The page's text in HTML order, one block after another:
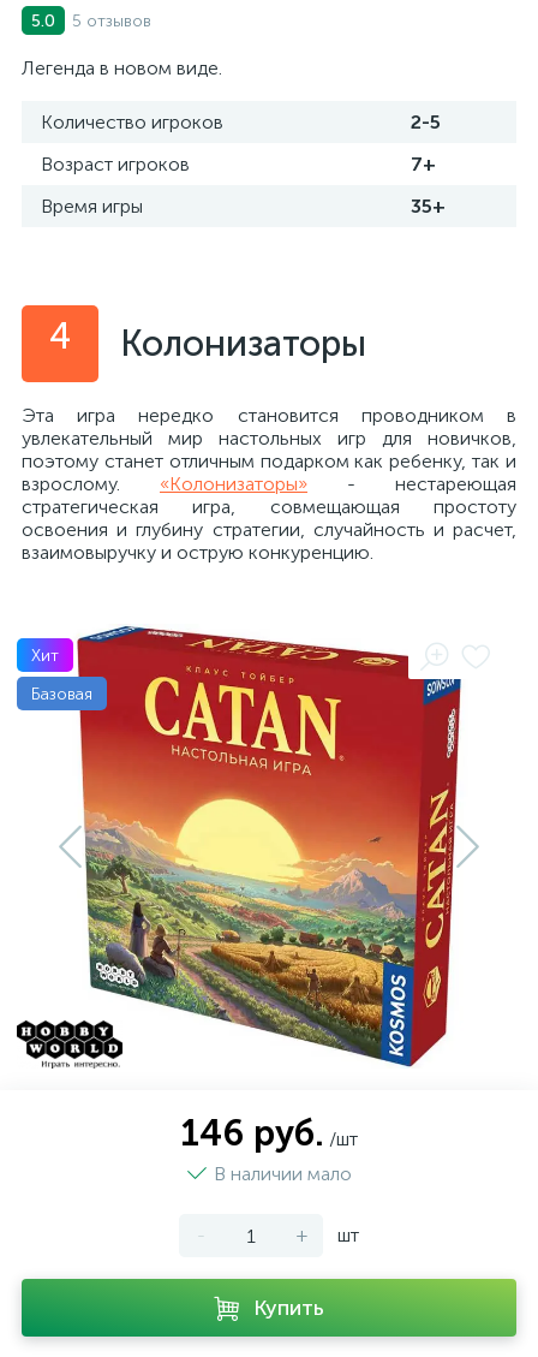
5.0 5 отзывов
Легенда в новом виде.
Количество игроков
2-5
Возраст игроков
7+
Время игры
35+
4 Колонизаторы
Эта игра нередко становится проводником в
увлекательный мир настольных игр для новичков,
поэтому станет отличным подарком как ребенку, так и
взрослому. «Колонизаторы» - нестареющая
стратегическая игра, совмещающая простоту
освоения и глубину стратегии, случайность и расчет,
взаимовыручку и острую конкуренцию.
Хит
Базовая
146 руб. /шт
В наличии мало
- + шт
Купить